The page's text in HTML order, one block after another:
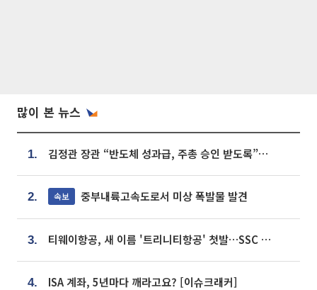
많이 본 뉴스
1. 김정관 장관 “반도체 성과급, 주총 승인 받도록”…상법·자본시장법 개정 시사
2. 속보 중부내륙고속도로서 미상 폭발물 발견
3. 티웨이항공, 새 이름 '트리니티항공' 첫발…SSC 전략 본격화
4. ISA 계좌, 5년마다 깨라고요? [이슈크래커]